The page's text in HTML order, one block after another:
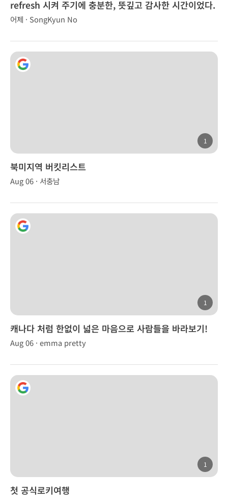
refresh 시켜 주기에 충분한, 뜻깊고 감사한 시간이었다.
어제 · SongKyun No
1
북미지역 버킷리스트
Aug 06 · 서충남
1
캐나다 처럼 한없이 넓은 마음으로 사람들을 바라보기!
Aug 06 · emma pretty
1
첫 공식로키여행